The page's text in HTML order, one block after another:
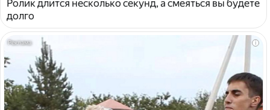
Ролик длится несколько секунд, а смеяться вы будете
долго
i